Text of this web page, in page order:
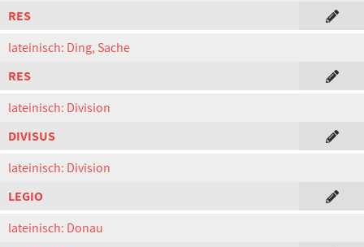
RES
lateinisch: Ding, Sache
RES
lateinisch: Division
DIVISUS
lateinisch: Division
LEGIO
lateinisch: Donau